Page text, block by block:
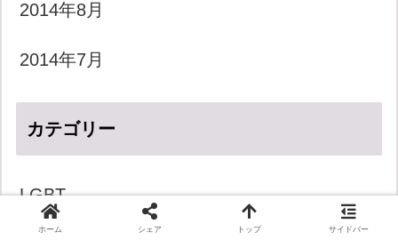
2014年8月
2014年7月
カテゴリー
LGBT
ホーム シェア トップ サイドバー